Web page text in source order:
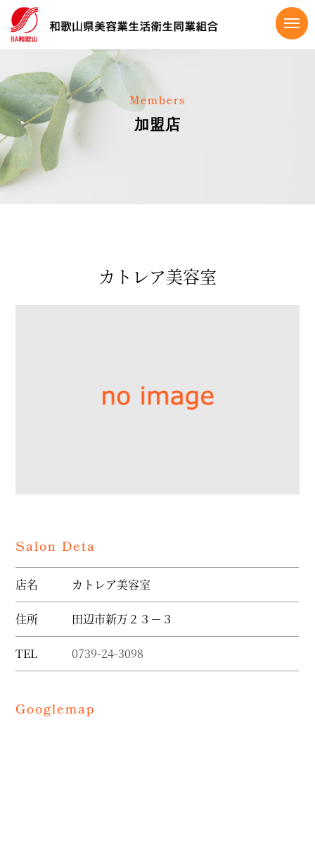
Members
加盟店
カトレア美容室
Salon Deta
店名 カトレア美容室
住所 田辺市新万２３－３
TEL 0739-24-3098
Googlemap